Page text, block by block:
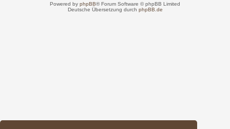
Powered by phpBB® Forum Software © phpBB Limited
Deutsche Übersetzung durch phpBB.de